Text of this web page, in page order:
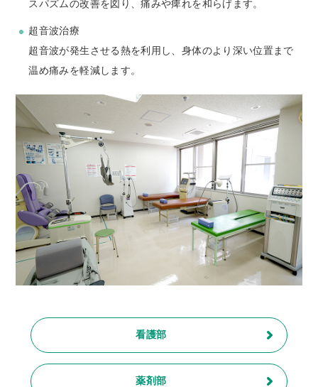
スパズムの改善を図り、痛みや痺れを和らげます。
超音波治療
超音波が発生させる熱を利用し、身体のより深い位置まで
温め痛みを軽減します。
看護部
薬剤部